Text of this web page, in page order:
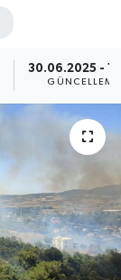
30.06.2025 -
GÜNCELLEME